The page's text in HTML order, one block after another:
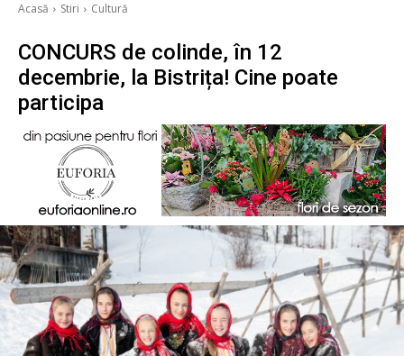
Acasă Stiri Cultură
CONCURS de colinde, în 12
decembrie, la Bistrița! Cine poate
participa